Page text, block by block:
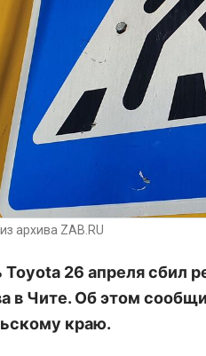
архива ZAB.RU
Toyota 26 апреля сбил
в Чите. Об этом
краю.